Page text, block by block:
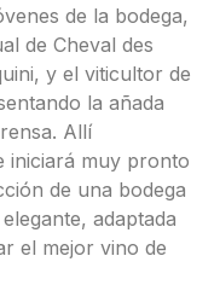
de la bodega,
de Cheval des
y el viticultor de
la añada
Allí
iniciará muy pronto
de una bodega
adaptada
el mejor vino de